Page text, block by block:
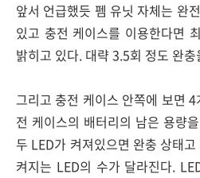
앞서 언급했듯 펨 유닛 자체는 완
있고 충전 케이스를 이용한다면
밝히고 있다. 대략 3.5회 정도 완
그리고 충전 케이스 안쪽에 보면
전 케이스의 배터리의 남은 용량
두 LED가 켜져있으면 완충 상태
켜지는 LED의 수가 달라진다.